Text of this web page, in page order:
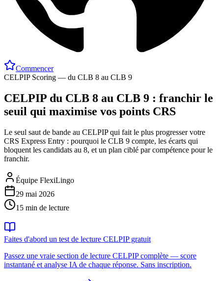
Commencer
CELPIP Scoring — du CLB 8 au CLB 9
CELPIP du CLB 8 au CLB 9 : franchir le
seuil qui maximise vos points CRS
Le seul saut de bande au CELPIP qui fait le plus progresser votre
CRS Express Entry : pourquoi le CLB 9 compte, les écarts qui
bloquent les candidats au 8, et un plan ciblé par compétence pour le
franchir.
Équipe FlexiLingo
29 mai 2026
15 min de lecture
Faites d'abord un test de lecture CELPIP gratuit
Passez une vraie section de lecture CELPIP complète — score
instantané et analyse IA de chaque réponse. Sans inscription.